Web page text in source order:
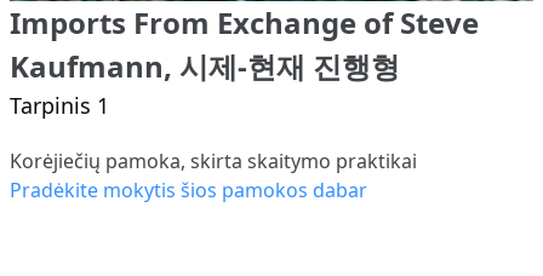
Imports From Exchange of Steve
Kaufmann, 시제-현재 진행형
Tarpinis 1
Korėjiečių pamoka, skirta skaitymo praktikai
Pradėkite mokytis šios pamokos dabar